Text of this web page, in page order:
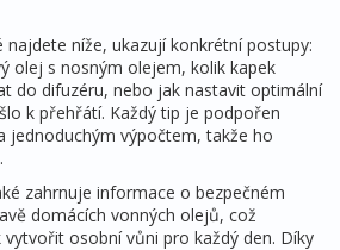
najdete níže, ukazují konkrétní postupy:
olej s nosným olejem, kolik kapek
do difuzéru, nebo jak nastavit optimální
k přehřátí. Každý tip je podpořen
jednoduchým výpočtem, takže ho
zahrnuje informace o bezpečném
domácích vonných olejů, což
osobní vůni pro každý den. Díky